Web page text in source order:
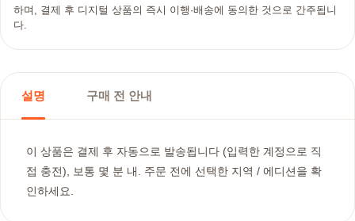
하며, 결제 후 디지털 상품의 즉시 이행·배송에 동의한 것으로 간주됩니
다.
설명 구매 전 안내
이 상품은 결제 후 자동으로 발송됩니다 (입력한 계정으로 직
접 충전), 보통 몇 분 내. 주문 전에 선택한 지역 / 에디션을 확
인하세요.